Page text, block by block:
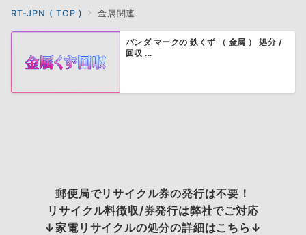
RT-JPN ( TOP ) 金属関連
パンダ マークの 鉄くず （ 金属 ） 処分 /
回収 ...
郵便局でリサイクル券の発行は不要！
リサイクル料徴収/券発行は弊社でご対応
↓家電リサイクルの処分の詳細はこちら↓